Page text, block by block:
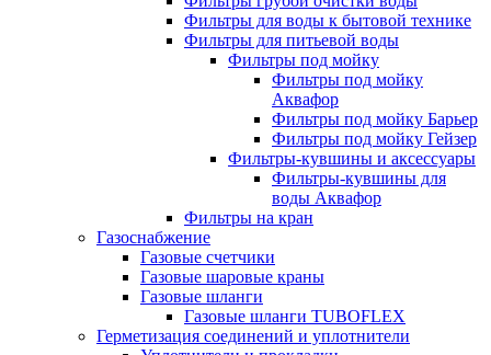
Фильтры для воды к бытовой технике
Фильтры для питьевой воды
Фильтры под мойку
Фильтры под мойку
Аквафор
Фильтры под мойку Барьер
Фильтры под мойку Гейзер
Фильтры-кувшины и аксессуары
Фильтры-кувшины для
воды Аквафор
Фильтры на кран
Газоснабжение
Газовые счетчики
Газовые шаровые краны
Газовые шланги
Газовые шланги TUBOFLEX
Герметизация соединений и уплотнители